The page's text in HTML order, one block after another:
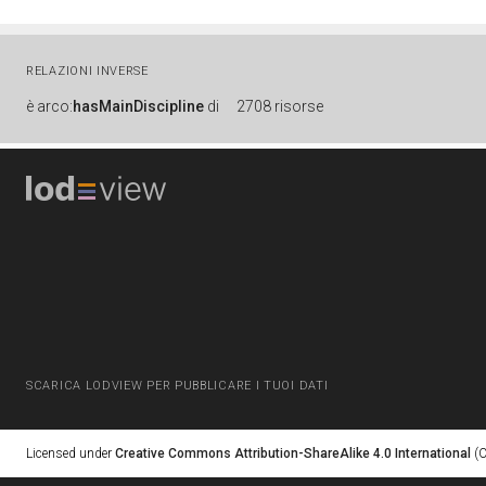
RELAZIONI INVERSE
è arco:hasMainDiscipline di 2708 risorse
SCARICA LODVIEW PER PUBBLICARE I TUOI DATI
Licensed under Creative Commons Attribution-ShareAlike 4.0 International